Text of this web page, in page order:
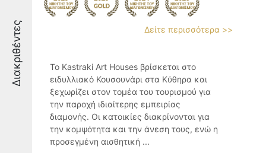
Διακριθέντες Δείτε περισσότερα >>
Το Kastraki Art Houses βρίσκεται στο
ειδυλλιακό Κουσουνάρι στα Κύθηρα και
ξεχωρίζει στον τομέα του τουρισμού για
την παροχή ιδιαίτερης εμπειρίας
διαμονής. Οι κατοικίες διακρίνονται για
την κομψότητα και την άνεση τους, ενώ η
προσεγμένη αισθητική ...